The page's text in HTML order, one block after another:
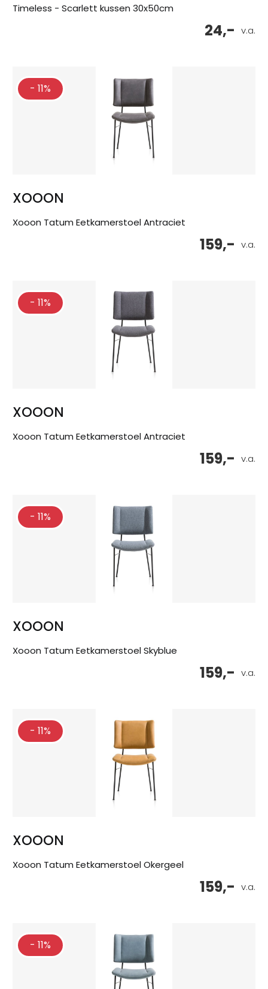
Timeless - Scarlett kussen 30x50cm
v.a.
24,-
- 11%
XOOON
Xooon Tatum Eetkamerstoel Antraciet
v.a.
159,-
- 11%
XOOON
Xooon Tatum Eetkamerstoel Antraciet
v.a.
159,-
- 11%
XOOON
Xooon Tatum Eetkamerstoel Skyblue
v.a.
159,-
- 11%
XOOON
Xooon Tatum Eetkamerstoel Okergeel
v.a.
159,-
- 11%